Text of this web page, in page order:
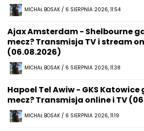
MICHAŁ BOSAK / 6 SIERPNIA 2026, 11:54
Ajax Amsterdam - Shelbourne
mecz? Transmisja TV i stream
(06.08.2026)
MICHAŁ BOSAK / 6 SIERPNIA 2026, 11:38
Hapoel Tel Awiw - GKS Katowice
mecz? Transmisja online i TV
MICHAŁ BOSAK / 6 SIERPNIA 2026, 11:19